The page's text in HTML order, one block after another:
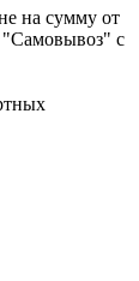
на сумму от
"Самовывоз" с